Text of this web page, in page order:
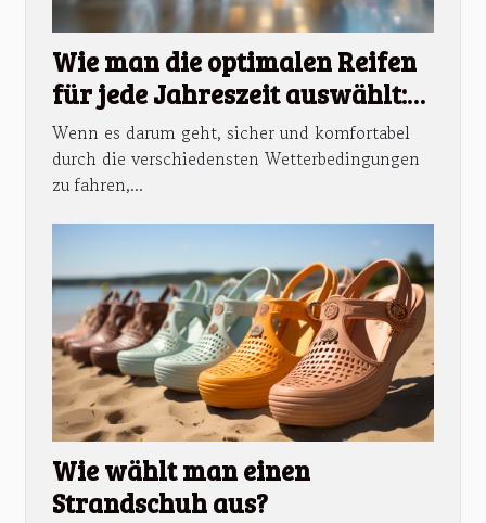
Wie man die optimalen Reifen
für jede Jahreszeit auswählt:
Ein umfassender Leitfaden
Wenn es darum geht, sicher und komfortabel
durch die verschiedensten Wetterbedingungen
zu fahren,...
Wie wählt man einen
Strandschuh aus?